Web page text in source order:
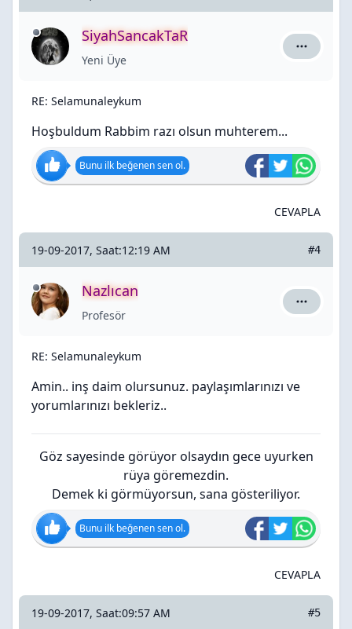
SiyahSancakTaR
Yeni Üye
RE: Selamunaleykum
Hoşbuldum Rabbim razı olsun muhterem...
Bunu ilk beğenen sen ol.
CEVAPLA
19-09-2017, Saat:12:19 AM #4
Nazlıcan
Profesör Nazlıcan
RE: Selamunaleykum
Amin.. inş daim olursunuz. paylaşımlarınızı ve
yorumlarınızı bekleriz..
Göz sayesinde görüyor olsaydın gece uyurken
rüya göremezdin.
Demek ki görmüyorsun, sana gösteriliyor.
Bunu ilk beğenen sen ol.
CEVAPLA
19-09-2017, Saat:09:57 AM #5